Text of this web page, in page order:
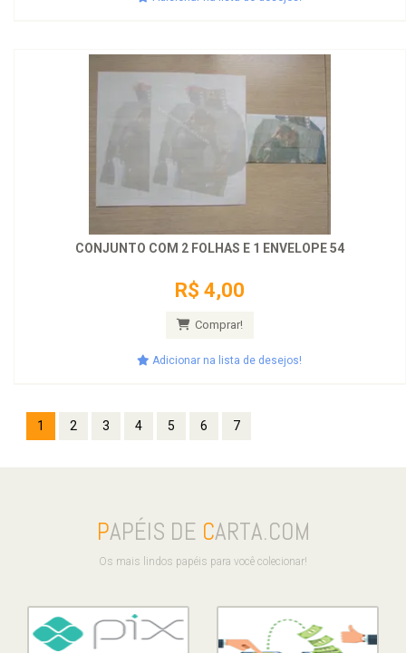
CONJUNTO COM 2 FOLHAS E 1 ENVELOPE 54
R$ 4,00
Comprar!
Adicionar na lista de desejos!
1 2 3 4 5 6 7
PAPÉIS DE CARTA.COM
Os mais lindos papéis para você colecionar!